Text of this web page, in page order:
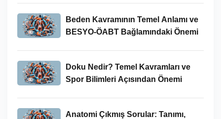
Beden Kavramının Temel Anlamı ve
BESYO-ÖABT Bağlamındaki Önemi
Doku Nedir? Temel Kavramları ve
Spor Bilimleri Açısından Önemi
Anatomi Çıkmış Sorular: Tanımı,